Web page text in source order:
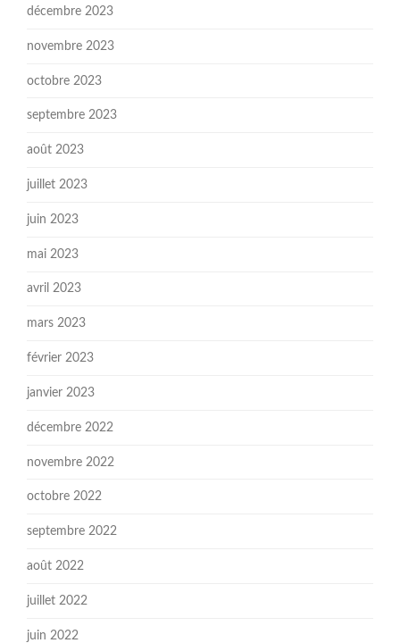
décembre 2023
novembre 2023
octobre 2023
septembre 2023
août 2023
juillet 2023
juin 2023
mai 2023
avril 2023
mars 2023
février 2023
janvier 2023
décembre 2022
novembre 2022
octobre 2022
septembre 2022
août 2022
juillet 2022
juin 2022